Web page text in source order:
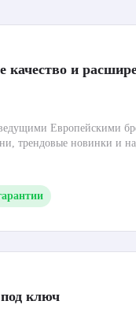
качество и
Европейскими
трендовые новинки и
ключ